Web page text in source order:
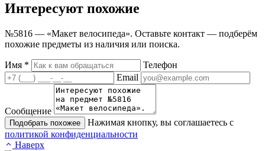
Интересуют похожие
№5816 — «Макет велосипеда». Оставьте контакт — подберём
похожие предметы из наличия или поиска.
Имя *
Телефон
Email
Сообщение
Подобрать похожее
Нажимая кнопку, вы соглашаетесь с
политикой конфиденциальности
Наверх